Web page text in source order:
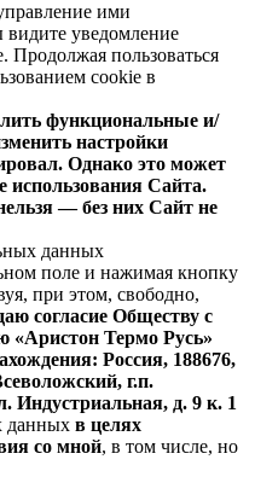
ими
уведомление
Продолжая пользоваться
cookie в
функциональные и/
настройки
Однако это может
использования Сайта.
— без них Сайт не
данных
поле и нажимая кнопку
при этом, свободно,
согласие Обществу с
«Аристон Термо Русь»
Россия, 188676,
г.п.
Индустриальная, д. 9 к. 1
данных в целях
со мной, в том числе, но